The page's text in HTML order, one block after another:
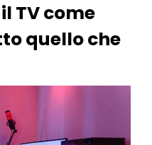
TV come
quello che